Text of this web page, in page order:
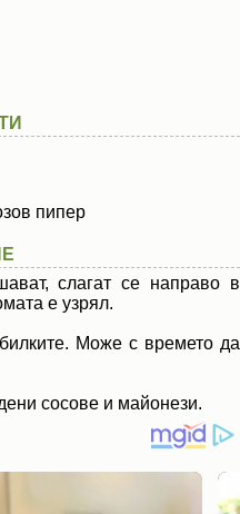
пипер
слагат се направо в
е узрял.
Може с времето да
сосове и майонези.